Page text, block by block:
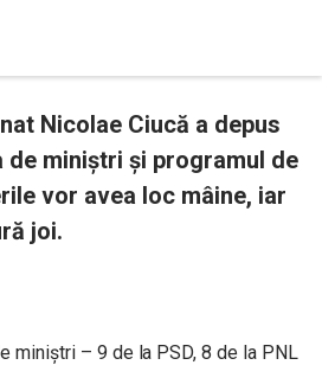
Nicolae Ciucă a depus
de miniștri și programul de
vor avea loc mâine, iar
joi.
miniștri – 9 de la PSD, 8 de la PNL